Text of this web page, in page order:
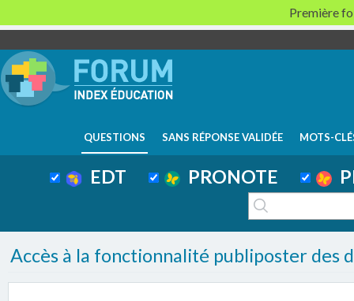
QUESTIONS SANS RÉPONSE VALIDÉE MOTS-
EDT PRONOTE
Accès à la fonctionnalité publiposter des
Première